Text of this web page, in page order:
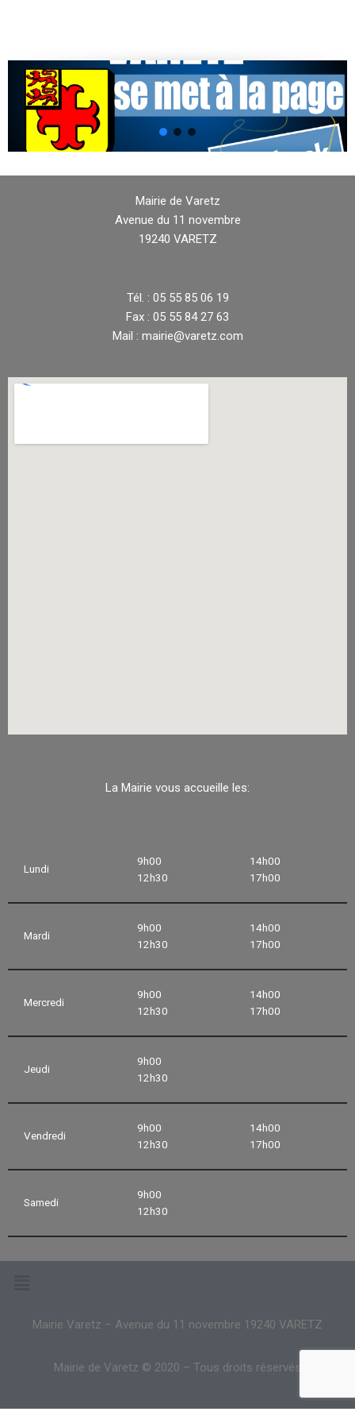
Mairie de Varetz
Avenue du 11 novembre
19240 VARETZ
Tél. : 05 55 85 06 19
Fax : 05 55 84 27 63
Mail : mairie@varetz.com
La Mairie vous accueille les:
Lundi
9h00
12h30
14h00
17h00
Mardi
9h00
12h30
14h00
17h00
Mercredi
9h00
12h30
14h00
17h00
Jeudi
9h00
12h30
Vendredi
9h00
12h30
14h00
17h00
Samedi
9h00
12h30
Mairie Varetz – Avenue du 11 novembre 19240 VARETZ
Mairie de Varetz © 2020 – Tous droits réservés